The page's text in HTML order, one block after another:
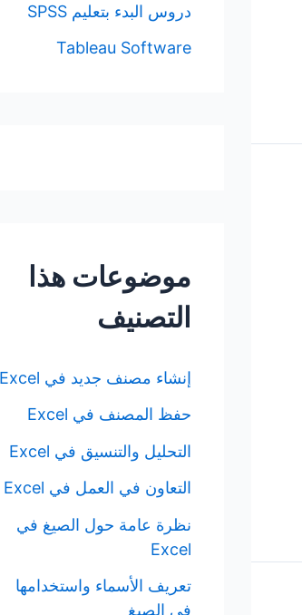
دروس البدء بتعليم SPSS
Tableau Software
موضوعات هذا
التصنيف
إنشاء مصنف جديد في Excel
حفظ المصنف في Excel
التحليل والتنسيق في Excel
التعاون في العمل في Excel
نظرة عامة حول الصيغ في
Excel
تعريف الأسماء واستخدامها
في الصيغ